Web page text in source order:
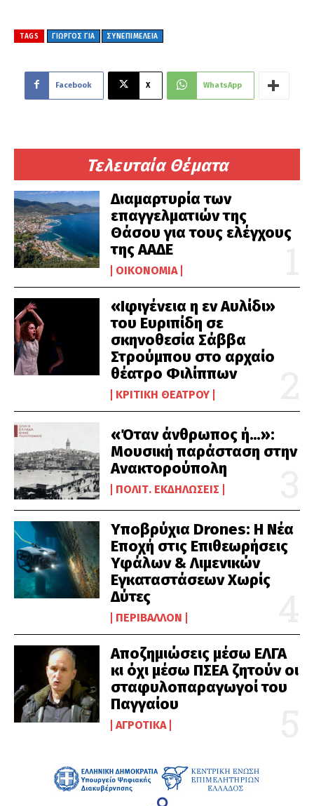
Τελευταία Θέματα
Διαμαρτυρία των
επαγγελματιών της
Θάσου για τους ελέγχους
της ΑΑΔΕ
ΟΙΚΟΝΟΜΊΑ
«Ιφιγένεια η εν Αυλίδι»
του Ευριπίδη σε
σκηνοθεσία Σάββα
Στρούμπου στο αρχαίο
θέατρο Φιλίππων
ΚΡΙΤΙΚΉ ΘΕΆΤΡΟΥ
«Όταν άνθρωπος ή…»:
Μουσική παράσταση στην
Ανακτορούπολη
ΠΟΛΙΤ. ΕΚΔΗΛΏΣΕΙΣ
Υποβρύχια Drones: Η Νέα
Εποχή στις Επιθεωρήσεις
Υφάλων & Λιμενικών
Εγκαταστάσεων Χωρίς
Δύτες
ΠΕΡΙΒΆΛΛΟΝ
Αποζημιώσεις μέσω ΕΛΓΑ
κι όχι μέσω ΠΣΕΑ ζητούν οι
σταφυλοπαραγωγοί του
Παγγαίου
ΑΓΡΟΤΙΚΆ
TAGS ΓΙΏΡΓΟΣ ΓΙΑ ΣΥΝΕΠΙΜΈΛΕΙΑ
Facebook X WhatsApp